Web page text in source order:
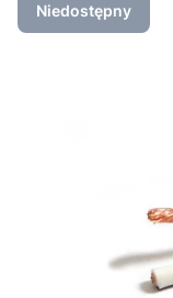
Niedostępny